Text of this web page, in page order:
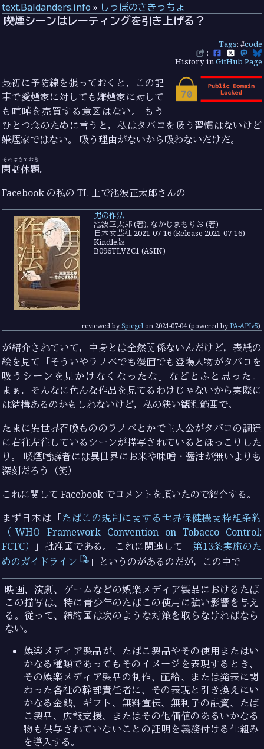
text.Baldanders.info » しっぽのさきっちょ
喫煙シーンはレーティングを引き上げる？
Tags: #code
History inGitHub Page
最初に予防線を張っておくと，この記
事で愛煙家に対しても嫌煙家に対して
も喧嘩を売買する意図はない。 もう
ひとつ念のために言うと，私はタバコを吸う習慣はないけど
嫌煙家ではない。 吸う理由がないから吸わないだけだ。
閑話休題
それはさておき
。
Facebook の私の TL 上で池波正太郎さんの
男の作法
池波正太郎 (著), なかじまもりお (著)
日本文芸社 2021-07-16 (Release 2021-07-16)
Kindle版
B096TLVZC1 (ASIN)
reviewed by Spiegel on 2021-07-04(powered by PA-APIv5)
が紹介されていて，中身とは全然関係ないんだけど，表紙の
絵を見て「そういやラノベでも漫画でも登場人物がタバコを
吸うシーンを見かけなくなったな」などとふと思った。
まぁ，そんなに色んな作品を見てるわけじゃないから実際に
は結構あるのかもしれないけど，私の狭い観測範囲で。
たまに異世界召喚もののラノベとかで主人公がタバコの調達
に右往左往しているシーンが描写されているとほっこりした
り。 喫煙嗜癖者には異世界にお米や味噌・醤油が無いよりも
深刻だろう（笑）
これに関して Facebook でコメントを頂いたので紹介する。
まず日本は「たばこの規制に関する世界保健機関枠組条約
（WHO Framework Convention on Tobacco Control;
FCTC）
」批准国である。 これに関連して「第13条実施のた
めのガイドライン
」というのがあるのだが，この中で
映画、演劇、ゲームなどの娯楽メディア製品におけるたば
この描写は、特に青少年のたばこの使用に強い影響を与え
る。従って、締約国は次のような対策を取らなければなら
ない。
娯楽メディア製品が、たばこ製品やその使用またはい
かなる種類であってもそのイメージを表現するとき、
その娯楽メディア製品の制作、配給、または発表に関
わった各社の幹部責任者に、その表現と引き換えにい
かなる金銭、ギフト、無料宣伝、無利子の融資、たば
こ製品、広報支援、またはその他価値のあるいかなる
物も供与されていないことの証明を義務付ける仕組み
を導入する。